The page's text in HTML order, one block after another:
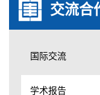
交流合
国际交流
学术报告